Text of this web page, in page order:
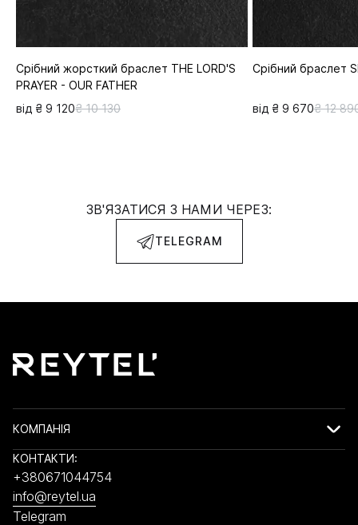
Срібний жорсткий браслет THE LORD'S
PRAYER - OUR FATHER
від ₴ 9 120₴ 10 130
Срібний браслет
від ₴ 9 670₴ 12
ЗВ'ЯЗАТИСЯ З НАМИ ЧЕРЕЗ:
TELEGRAM
КОМПАНІЯ
КОНТАКТИ:
+380671044754
info@reytel.ua
Telegram